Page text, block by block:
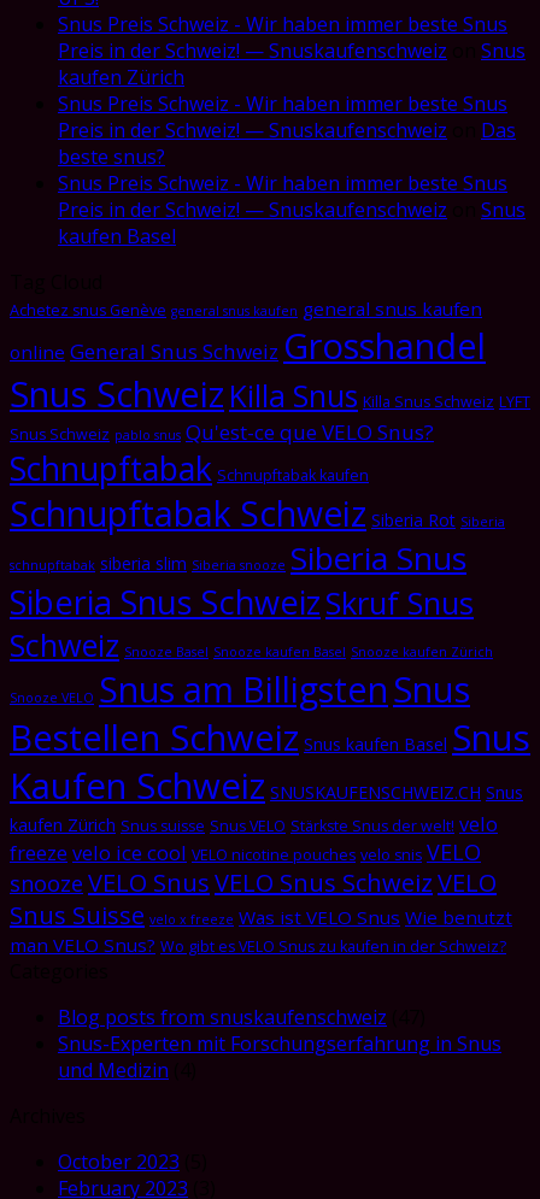
Snus Preis Schweiz - Wir haben immer beste Snus
Preis in der Schweiz! — Snuskaufenschweiz
Snus
kaufen Zürich
Snus Preis Schweiz - Wir haben immer beste Snus
Preis in der Schweiz! — Snuskaufenschweiz
Das
beste snus?
Snus Preis Schweiz - Wir haben immer beste Snus
Preis in der Schweiz! — Snuskaufenschweiz
Snus
kaufen Basel
Achetez snus Genève general snus kaufen general snus kaufen
online General Snus Schweiz Grosshandel
Snus Schweiz Killa Snus Killa Snus Schweiz LYFT
Snus Schweiz pablo snus Qu'est-ce que VELO Snus?
Schnupftabak Schnupftabak kaufen
Schnupftabak Schweiz Siberia Rot Siberia
schnupftabak siberia slim Siberia snooze Siberia Snus
Siberia Snus SchweizSkruf Snus
Schweiz Snooze Basel Snooze kaufen Basel Snooze kaufen Zürich
Snooze VELO Snus am BilligstenSnus
Bestellen Schweiz Snus kaufen Basel Snus
Kaufen Schweiz SNUSKAUFENSCHWEIZ.CH Snus
kaufen Zürich Snus suisse Snus VELO Stärkste Snus der welt! velo
freeze velo ice cool VELO nicotine pouches velo snis VELO
snooze VELO SnusVELO Snus SchweizVELO
Snus Suisse velo x freeze Was ist VELO Snus Wie benutzt
man VELO Snus? Wo gibt es VELO Snus zu kaufen in der Schweiz?
Blog posts from snuskaufenschweiz
Snus-Experten mit Forschungserfahrung in Snus
und Medizin
October 2023
February 2023